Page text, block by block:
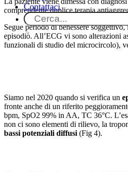
Contattaci
comprendente duplice terapia
Segue periodo di benessere
episodio. All’ECG vi sono alterazioni
funzionali di studio del microcircolo),
Siamo nel 2020 quando si verifica un
fronte anche di un riferito
bpm, SpO2 99% in AA, TC 36°C.
non ci sono elementi di rilievo, la
bassi potenziali diffusi (Fig 4).